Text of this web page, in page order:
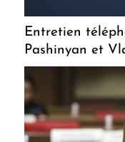
Entretien
Pashinyan et